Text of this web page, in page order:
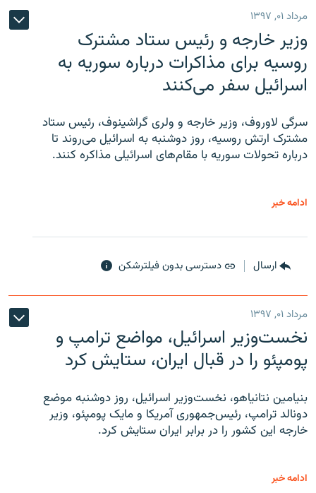
مرداد ۰۱, ۱۳۹۷
وزیر خارجه و رئیس‌ ستاد مشترک
روسیه برای مذاکرات درباره سوریه به
اسرائیل سفر می‌کنند
سرگی لاوروف، وزیر خارجه و ولری گراشینوف، رئیس ستاد
مشترک ارتش روسیه، روز دوشنبه به اسرائیل می‌روند تا
درباره تحولات سوریه با مقام‌های اسرائیلی مذاکره کنند.
ادامه خبر
ارسال دسترسی بدون فیلترشکن
مرداد ۰۱, ۱۳۹۷
نخست‌وزیر اسرائیل، مواضع ترامپ و
پومپئو را در قبال ایران، ستایش کرد
بنیامین نتانیاهو، نخست‌وزیر اسرائیل، روز دوشنبه موضع
دونالد ترامپ، رئیس‌جمهوری آمریکا و مایک پومپئو، وزیر
خارجه این کشور را در برابر ایران ستایش کرد.
ادامه خبر